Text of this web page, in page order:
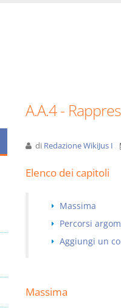
A.A.4 -
di Redazione WikiJus I
Elenco dei capitoli
Massima
Percorsi
Aggiungi un
Massima